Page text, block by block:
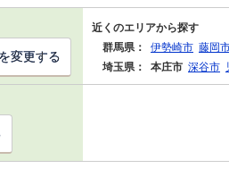
近くのエリアから探す
群馬県：
伊勢崎市 藤岡
埼玉県：
本庄市 深谷市
変更する